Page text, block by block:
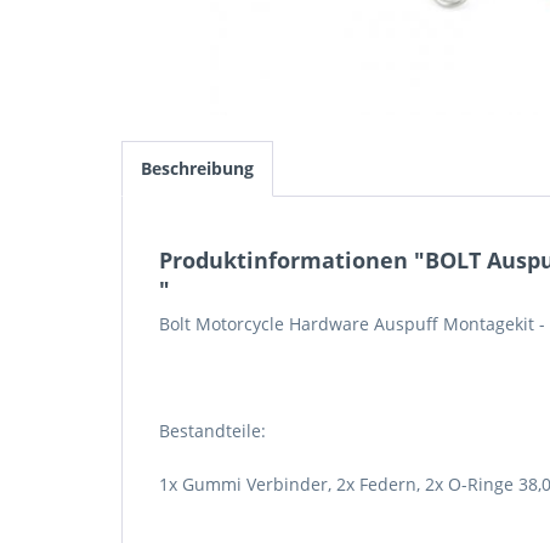
Beschreibung
Produktinformationen "BOLT
"
Bolt Motorcycle Hardware Auspuff Montagekit -
Bestandteile:
1x Gummi Verbinder, 2x Federn, 2x O-Ringe